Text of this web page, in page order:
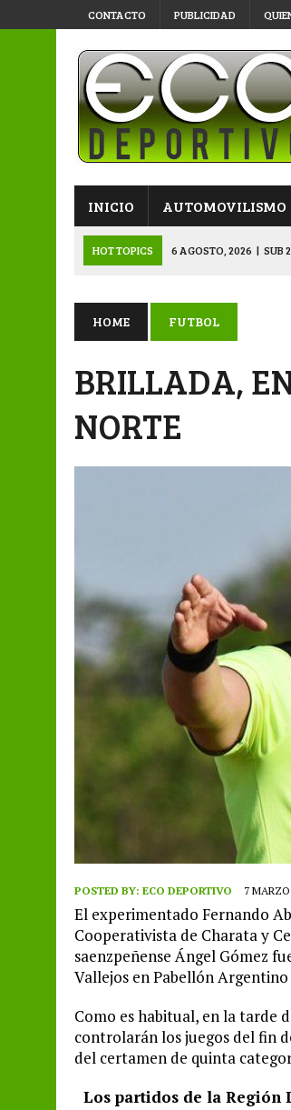
CONTACTO PUBLICIDAD
INICIO AUTOMOVILISMO
HOT TOPICS 6 AGOSTO, 2026 | SUB
5 AGOSTO, 2026 | NAPENAY-
6 AGOSTO, 2026 | APERTURA:
HOME FUTBOL
BRILLADA,
NORTE
POSTED BY: ECO DEPORTIVO 7
El experimentado Fernando
Cooperativista de Charata y
saenzpeñense Ángel Gómez
Vallejos en Pabellón
Como es habitual, en la tarde
controlarán los juegos del fin
del certamen de quinta
Los partidos de la Región